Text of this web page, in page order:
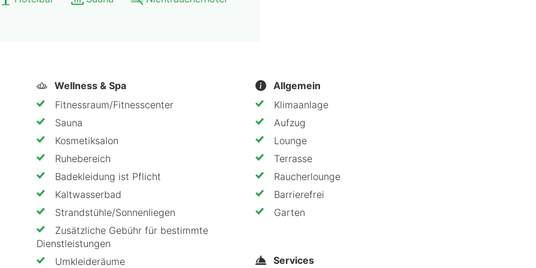
kannst du den Alltag hinter dir lassen und neue Energie tanken. Der großzügige
für entspannte Wohlfühlmomente und aktive Erholung.
Valk Hotel Berlin Brandenburg empfiehlt
der Valk Hotel Berlin Brandenburg buchen solltest:
BER
und Sauna
und Brandenburg
Wellness & Spa
Fitnessraum/Fitnesscenter
Sauna
Kosmetiksalon
Ruhebereich
Badekleidung ist Pflicht
Kaltwasserbad
Strandstühle/Sonnenliegen
Dienstleistungen
Umkleideräume
Allgemein
Klimaanlage
Aufzug
Lounge
Terrasse
Raucherlounge
Barrierefrei
Garten
Services